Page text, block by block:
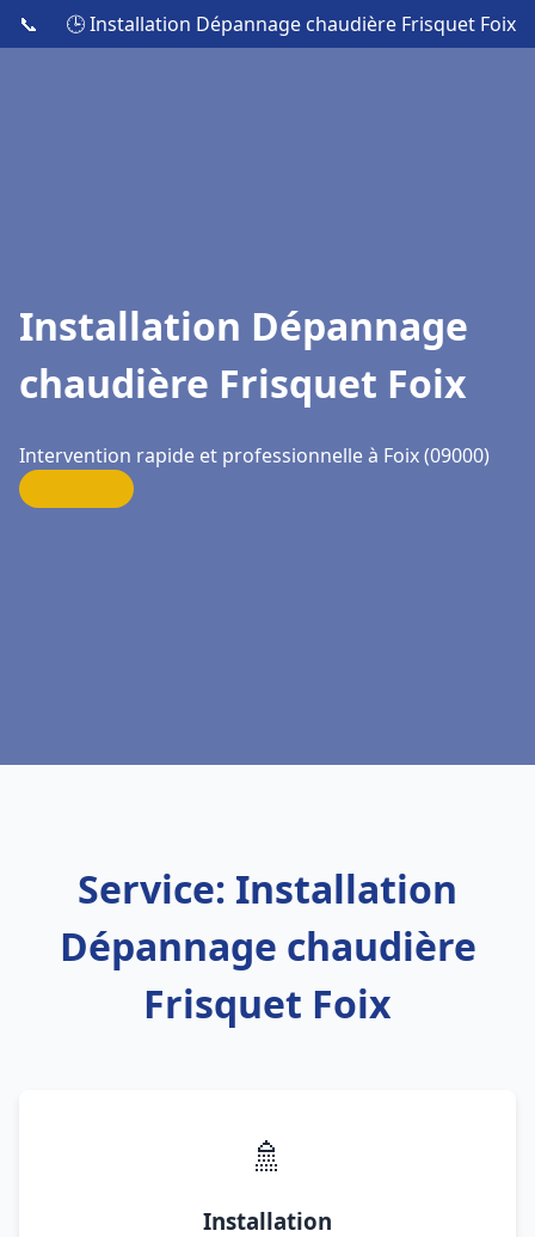
📞 🕒 Installation Dépannage chaudière Frisquet Foix
Installation Dépannage
chaudière Frisquet Foix
Intervention rapide et professionnelle à Foix (09000)
Service: Installation
Dépannage chaudière
Frisquet Foix
🚿
Installation